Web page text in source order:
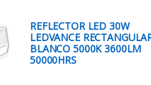
REFLECTOR LED 30W
LEDVANCE
BLANCO 5000K 3600LM
50000HRS